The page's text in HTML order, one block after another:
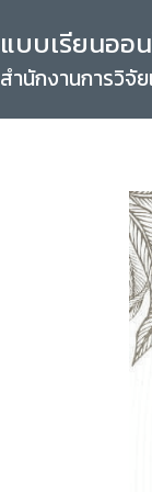
แบบเรียนออ
สำนักงานการวิจั